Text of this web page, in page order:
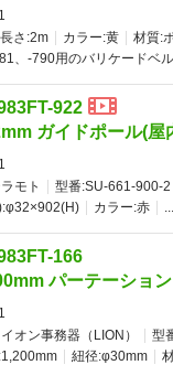
1
長さ:2m カラー:黄 材質:
、-790用のバリケードベ
922
ガイドポール(屋
1
モト
型番:SU-661-900-2
カラー:赤 ...
166
パーテーション
1
オン事務器（LION）
型
紐径:φ30mm